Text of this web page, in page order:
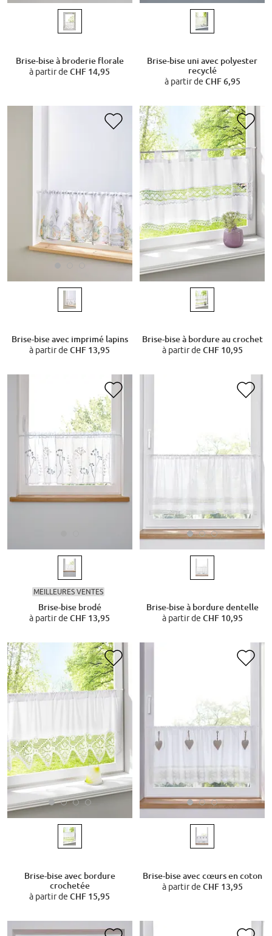
Brise-bise à broderie florale
à partir deCHF 14,95
Brise-bise uni avec polyester
recyclé
à partir de CHF 6,95
Brise-bise avec imprimé lapins
à partir deCHF 13,95
Brise-bise à bordure au crochet
à partir de CHF 10,95
MEILLEURES VENTES
Brise-bise brodé
à partir deCHF 13,95
Brise-bise à bordure dentelle
à partir de CHF 10,95
Brise-bise avec bordure
crochetée
à partir deCHF 15,95
Brise-bise avec cœurs en coton
à partir de CHF 13,95